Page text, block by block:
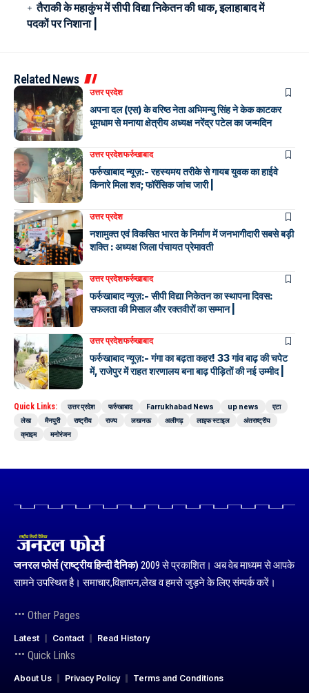
तैराकी के महाकुंभ में सीपी विद्या निकेतन की धाक, इलाहाबाद में
पदकों पर निशाना |
Related News
उत्तर प्रदेश
अपना दल (एस) के वरिष्ठ नेता अभिमन्यु सिंह ने केक काटकर
धूमधाम से मनाया क्षेत्रीय अध्यक्ष नरेंद्र पटेल का जन्मदिन
उत्तर प्रदेशफर्रुखाबाद
फर्रुखाबाद न्यूज़:- रहस्यमय तरीके से गायब युवक का हाईवे
किनारे मिला शव; फॉरेंसिक जांच जारी |
उत्तर प्रदेश
नशामुक्त एवं विकसित भारत के निर्माण में जनभागीदारी सबसे बड़ी
शक्ति : अध्यक्ष जिला पंचायत प्रेमावती
उत्तर प्रदेशफर्रुखाबाद
फर्रुखाबाद न्यूज़:- सीपी विद्या निकेतन का स्थापना दिवस:
सफलता की मिसाल और रक्तवीरों का सम्मान |
उत्तर प्रदेशफर्रुखाबाद
फर्रुखाबाद न्यूज़:- गंगा का बढ़ता कहर! 33 गांव बाढ़ की चपेट
में, राजेपुर में राहत शरणालय बना बाढ़ पीड़ितों की नई उम्मीद |
Quick Links: उत्तर प्रदेश फर्रुखाबाद Farrukhabad News up news
एटा
लेख
मैनपुरी राष्ट्रीय राज्य लखनऊ अलीगढ़ लाइफ स्टाइल
अंतराष्ट्रीय
क्राइम
मनोरंजन
जनरल फोर्स (राष्ट्रीय हिन्दी दैनिक) 2009 से प्रकाशित। अब वेब माध्यम से आपके
सामने उपस्थित है। समाचार,विज्ञापन,लेख व हमसे जुड़ने के लिए संम्पर्क करें।
Other Pages
Latest Contact Read History
Quick Links
About Us Privacy Policy Terms and Conditions